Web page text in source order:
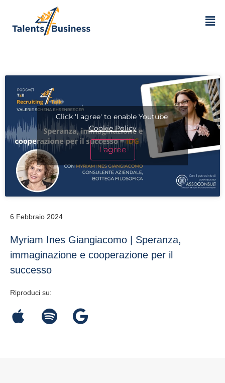
Click 'I agree' to enable Youtube
Cookie Policy
I agree
6 Febbraio 2024
Myriam Ines Giangiacomo | Speranza,
immaginazione e cooperazione per il
successo
Riproduci su: